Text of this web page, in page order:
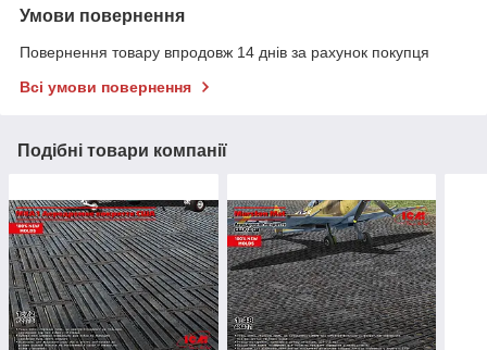
Умови повернення
Повернення товару впродовж 14 днів за рахунок покупця
Всі умови повернення
Подібні товари компанії